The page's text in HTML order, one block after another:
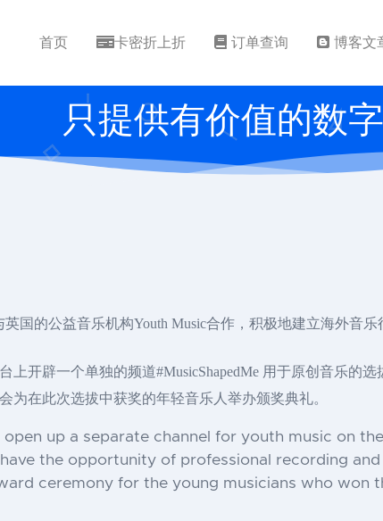
首页 卡密折上折 订单查询 博客文
只提供有价值的数
国的公益音乐机构Youth Music合作，积极地建立海外音乐
上开辟一个单独的频道#MusicShapedMe 用于原创音乐的
为在此次选拔中获奖的年轻音乐人举办颁奖典礼。
up a separate channel for youth music on
the opportunity of professional recording
ceremony for the young musicians who won